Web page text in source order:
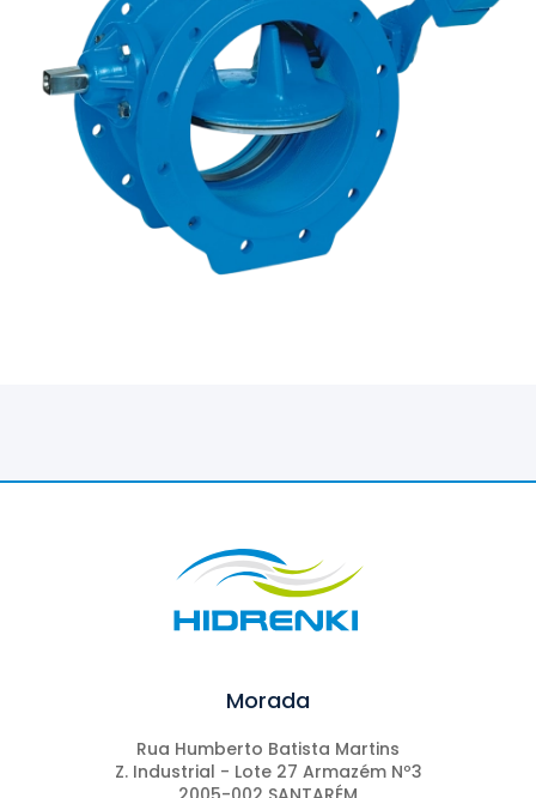
Morada
Rua Humberto Batista Martins
Z. Industrial - Lote 27 Armazém Nº3